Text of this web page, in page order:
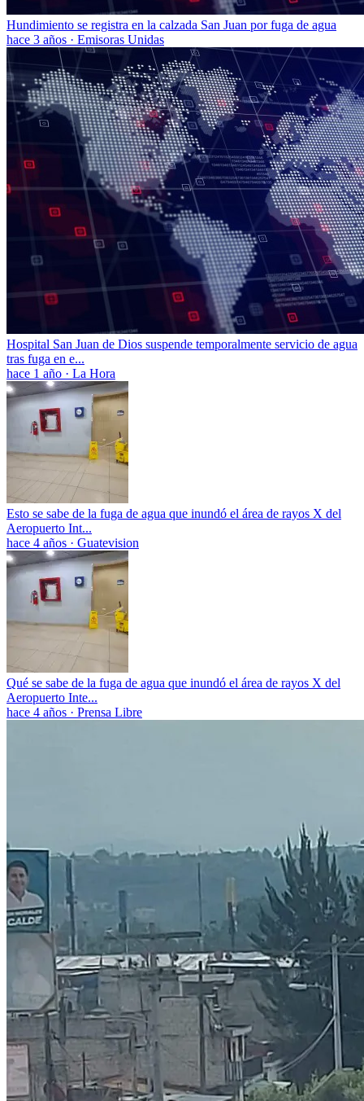
Hundimiento se registra en la calzada San Juan por fuga de agua
hace 3 años · Emisoras Unidas
Hospital San Juan de Dios suspende temporalmente servicio de agua
tras fuga en e...
hace 1 año · La Hora
Esto se sabe de la fuga de agua que inundó el área de rayos X del
Aeropuerto Int...
hace 4 años · Guatevision
Qué se sabe de la fuga de agua que inundó el área de rayos X del
Aeropuerto Inte...
hace 4 años · Prensa Libre